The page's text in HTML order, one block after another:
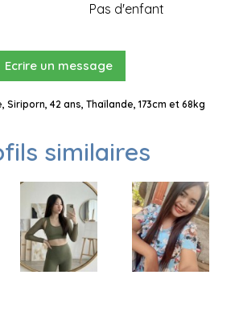
Pas d'enfant
Ecrire un message
Siriporn, 42 ans, Thaïlande, 173cm et 68kg
similaires